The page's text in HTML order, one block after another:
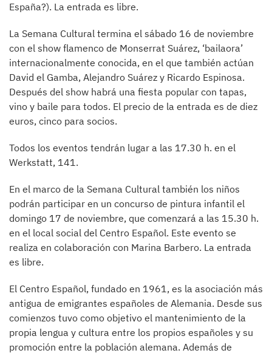
España?). La entrada es libre.
La Semana Cultural termina el sábado 16 de noviembre
con el show flamenco de Monserrat Suárez, ‘bailaora’
internacionalmente conocida, en el que también actúan
David el Gamba, Alejandro Suárez y Ricardo Espinosa.
Después del show habrá una fiesta popular con tapas,
vino y baile para todos. El precio de la entrada es de diez
euros, cinco para socios.
Todos los eventos tendrán lugar a las 17.30 h. en el
Werkstatt, 141.
En el marco de la Semana Cultural también los niños
podrán participar en un concurso de pintura infantil el
domingo 17 de noviembre, que comenzará a las 15.30 h.
en el local social del Centro Español. Este evento se
realiza en colaboración con Marina Barbero. La entrada
es libre.
El Centro Español, fundado en 1961, es la asociación más
antigua de emigrantes españoles de Alemania. Desde sus
comienzos tuvo como objetivo el mantenimiento de la
propia lengua y cultura entre los propios españoles y su
promoción entre la población alemana. Además de